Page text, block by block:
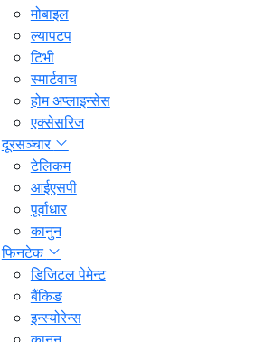
मोबाइल
ल्यापटप
टिभी
स्मार्टवाच
होम अप्लाइन्सेस
एक्सेसरिज
दूरसञ्चार
टेलिकम
आईएसपी
पूर्वाधार
कानुन
फिनटेक
डिजिटल पेमेन्ट
बैंकिङ
इन्स्योरेन्स